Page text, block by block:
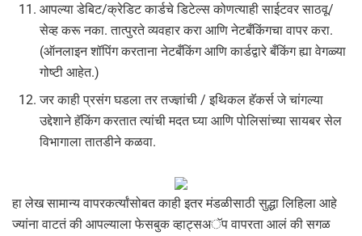
आपल्या डेबिट/क्रेडिट कार्डचे डिटेल्स कोणत्याही साईटवर साठवू/
सेव्ह करू नका. तात्पुरते व्यवहार करा आणि नेटबँकिंगचा वापर करा.
(ऑनलाइन शॉपिंग करताना नेटबँकिंग आणि कार्डद्वारे बँकिंग ह्या वेगळ्या
गोष्टी आहेत.)
जर काही प्रसंग घडला तर तज्ज्ञांची / इथिकल हॅकर्स जे चांगल्या
उद्देशाने हॅकिंग करतात त्यांची मदत घ्या आणि पोलिसांच्या सायबर सेल
विभागाला तातडीने कळवा.
हा लेख सामान्य वापरकर्त्यांसोबत काही इतर मंडळीसाठी सुद्धा लिहिला आहे
ज्यांना वाटतं की आपल्याला फेसबुक व्हाट्सअॅप वापरता आलं की सगळ